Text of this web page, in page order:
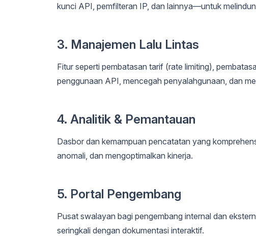
kunci API, pemfilteran IP, dan lainnya—untuk
3. Manajemen Lalu Lintas
Fitur seperti pembatasan tarif (rate limiting),
penggunaan API, mencegah penyalahgunaan, dan
4. Analitik & Pemantauan
Dasbor dan kemampuan pencatatan yang
anomali, dan mengoptimalkan kinerja.
5. Portal Pengembang
Pusat swalayan bagi pengembang internal dan
seringkali dengan dokumentasi interaktif.